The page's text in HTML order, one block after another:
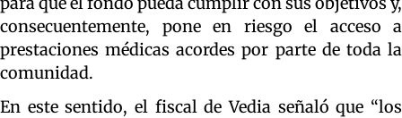
consecuentemente, pone en riesgo el acceso a
prestaciones médicas acordes por parte de toda la
comunidad.
En este sentido, el fiscal de Vedia señaló que “los